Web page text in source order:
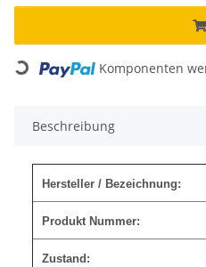
Loading... Komponenten
Beschreibung
Hersteller / Bezeichnung:
Produkt Nummer:
Zustand: